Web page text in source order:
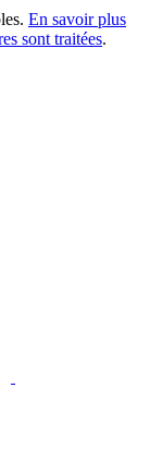
En savoir plus
sont traitées.